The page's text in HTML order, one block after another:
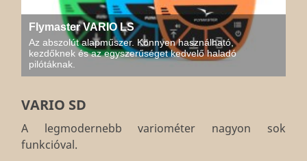
Flymaster VARIO LS
Az abszolút alapműszer. Könnyen használható,
kezdőknek és az egyszerűséget kedvelő haladó
pilótáknak.
VARIO SD
A legmodernebb variométer nagyon sok
funkcióval.